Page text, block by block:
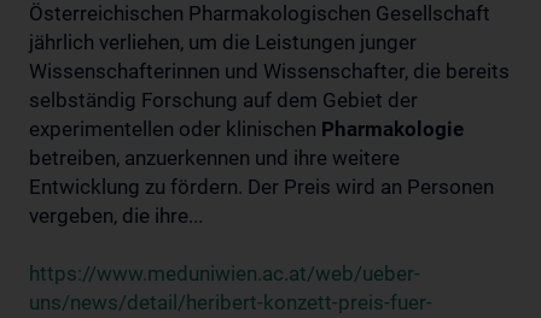
Österreichischen Pharmakologischen Gesellschaft
jährlich verliehen, um die Leistungen junger
Wissenschafterinnen und Wissenschafter, die bereits
selbständig Forschung auf dem Gebiet der
experimentellen oder klinischen Pharmakologie
betreiben, anzuerkennen und ihre weitere
Entwicklung zu fördern. Der Preis wird an Personen
vergeben, die ihre...
https://www.meduniwien.ac.at/web/ueber-
uns/news/detail/heribert-konzett-preis-fuer-